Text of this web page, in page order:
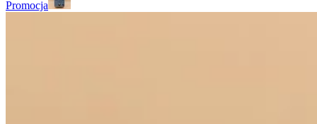
Promocja